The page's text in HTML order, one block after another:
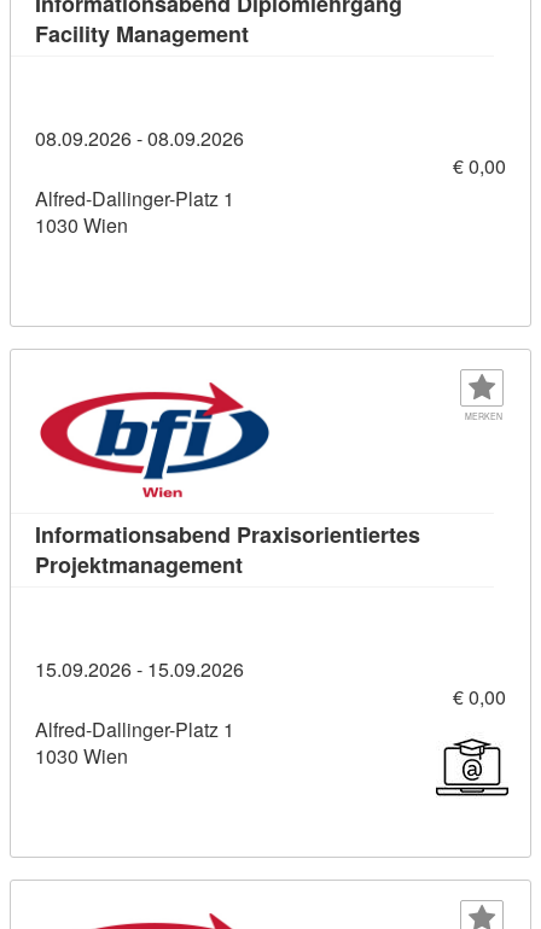
Facility ManagementKursdetail: Informationsabend
08.09.2026 - 08.09.2026
€ 0,00
Alfred-Dallinger-Platz 1
1030 Wien
MERKEN
Informationsabend Praxisorientiertes
ProjektmanagementKursdetail: Informationsabend
15.09.2026 - 15.09.2026
€ 0,00
Alfred-Dallinger-Platz 1
1030 Wien